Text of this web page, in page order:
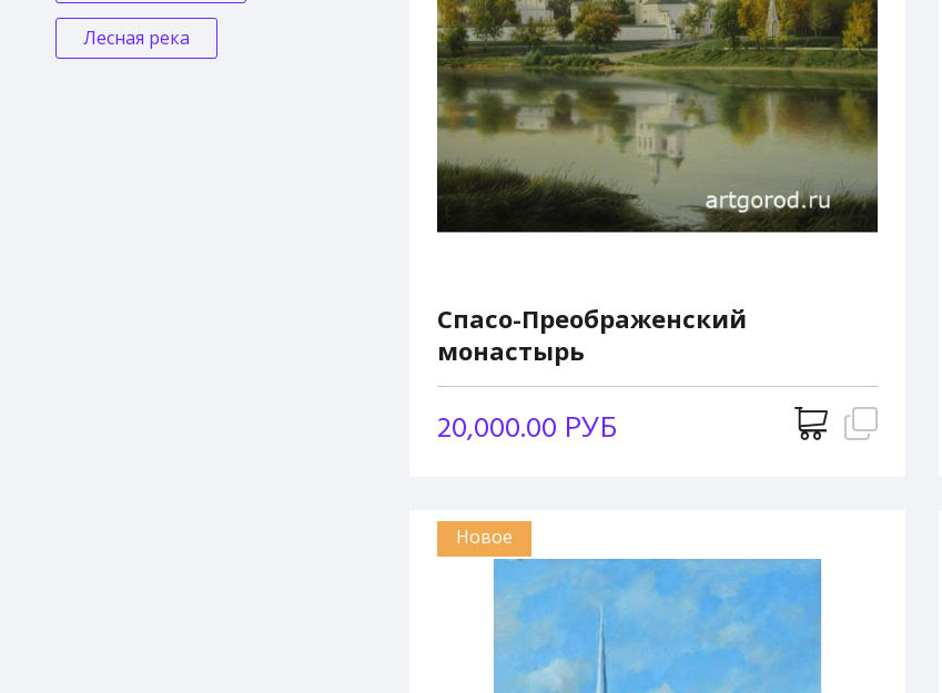
Спасо-Преображенский
монастырь
20,000.00 РУБ
Новое
Лесная река